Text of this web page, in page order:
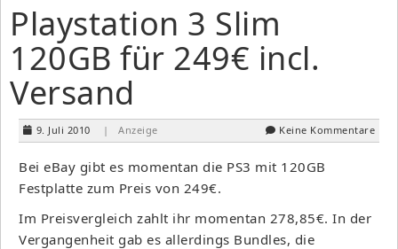
Playstation 3 Slim
120GB für 249€ incl.
Versand
9. Juli 2010 | Anzeige Keine Kommentare
Bei eBay gibt es momentan die PS3 mit 120GB
Festplatte zum Preis von 249€.
Im Preisvergleich zahlt ihr momentan 278,85€. In der
Vergangenheit gab es allerdings Bundles, die